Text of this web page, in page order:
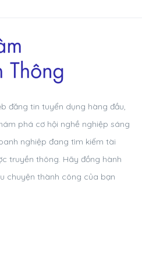
đăng tin tuyển dụng hàng đầu,
phá cơ hội nghề nghiệp sáng
nghiệp đang tìm kiếm tài
truyền thông. Hãy đồng hành
chuyện thành công của bạn